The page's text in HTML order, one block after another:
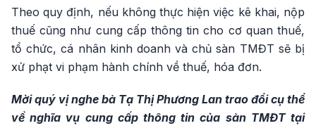
Theo quy định, nếu không thực hiện việc kê khai, nộp
thuế cũng như cung cấp thông tin cho cơ quan thuế,
tổ chức, cá nhân kinh doanh và chủ sàn TMĐT sẽ bị
xử phạt vi phạm hành chính về thuế, hóa đơn.
Mời quý vị nghe bà Tạ Thị Phương Lan trao đổi cụ thể
về nghĩa vụ cung cấp thông tin của sàn TMĐT tại